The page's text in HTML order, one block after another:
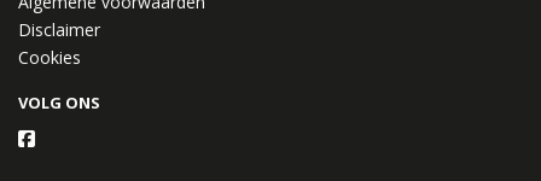
Disclaimer
Cookies
VOLG ONS